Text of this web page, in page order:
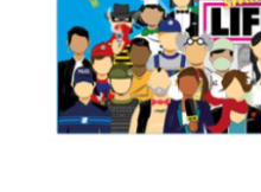
Coffrets
Echiquiers
de